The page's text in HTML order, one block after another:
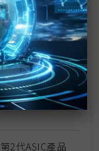
田示警全球AI基
買家「祕而不
2代ASIC產品